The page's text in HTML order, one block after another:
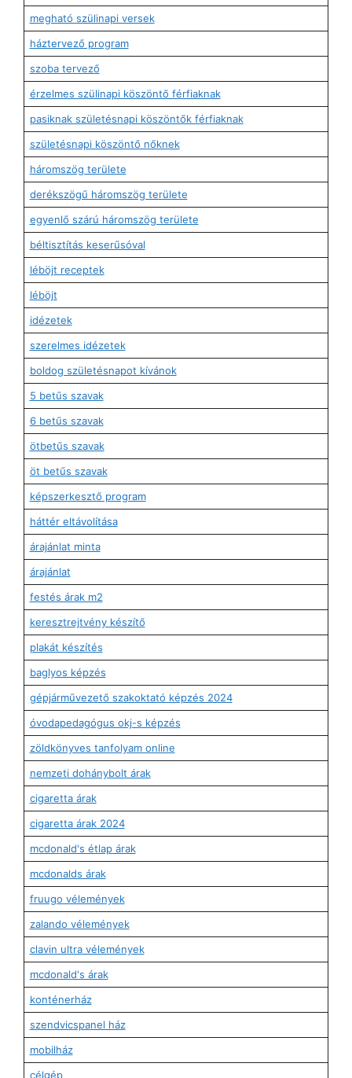
megható szülinapi versek
háztervező program
szoba tervező
érzelmes szülinapi köszöntő férfiaknak
pasiknak születésnapi köszöntők férfiaknak
születésnapi köszöntő nőknek
háromszög területe
derékszögű háromszög területe
egyenlő szárú háromszög területe
béltisztítás keserűsóval
léböjt receptek
léböjt
idézetek
szerelmes idézetek
boldog születésnapot kívánok
5 betűs szavak
6 betűs szavak
ötbetűs szavak
öt betűs szavak
képszerkesztő program
háttér eltávolítása
árajánlat minta
árajánlat
festés árak m2
keresztrejtvény készítő
plakát készítés
baglyos képzés
gépjárművezető szakoktató képzés 2024
óvodapedagógus okj-s képzés
zöldkönyves tanfolyam online
nemzeti dohánybolt árak
cigaretta árak
cigaretta árak 2024
mcdonald's étlap árak
mcdonalds árak
fruugo vélemények
zalando vélemények
clavin ultra vélemények
mcdonald's árak
konténerház
szendvicspanel ház
mobilház
célgép